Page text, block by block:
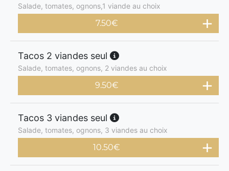
Salade, tomates, ognons,1 viande au choix
7.50€
Tacos 2 viandes seul
Salade, tomates, ognons, 2 viandes au choix
9.50€
Tacos 3 viandes seul
Salade, tomates, ognons, 3 viandes au choix
10.50€